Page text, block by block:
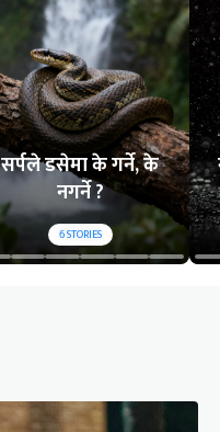
सर्पले डसेमा के गर्ने, के
नगर्ने ?
6STORIES